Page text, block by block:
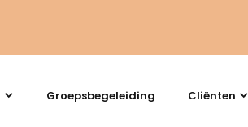
Groepsbegeleiding Cliënten